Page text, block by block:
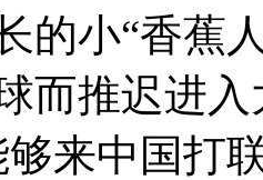
的小“香蕉
而推迟进
来中国打